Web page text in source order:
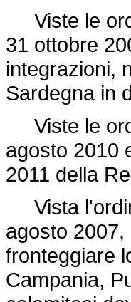
Viste le
31 ottobre
integrazioni,
Sardegna in
Viste le
agosto 2010
2011 della
Vista
agosto
fronteggiare
Campania,